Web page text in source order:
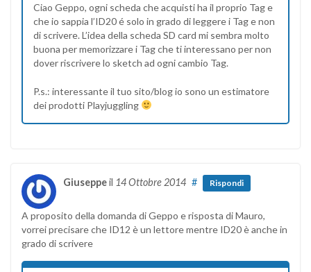
Ciao Geppo, ogni scheda che acquisti ha il proprio Tag e
che io sappia l’ID20 é solo in grado di leggere i Tag e non
di scrivere. L’idea della scheda SD card mi sembra molto
buona per memorizzare i Tag che ti interessano per non
dover riscrivere lo sketch ad ogni cambio Tag.
P.s.: interessante il tuo sito/blog io sono un estimatore
dei prodotti Playjuggling
Giuseppeil 14 Ottobre 2014 # Rispondi
A proposito della domanda di Geppo e risposta di Mauro,
vorrei precisare che ID12 è un lettore mentre ID20 è anche in
grado di scrivere